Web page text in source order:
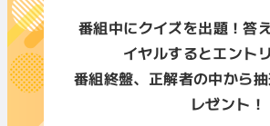
番組中にクイズを出題！答
イヤルするとエント
番組終盤、正解者の中から
レゼント！